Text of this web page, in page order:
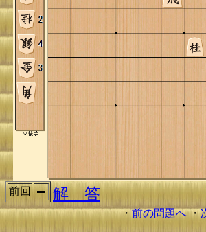
前回 解 答
・前の問題へ・